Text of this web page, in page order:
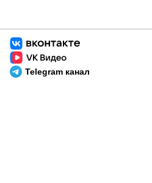
Telegram канал